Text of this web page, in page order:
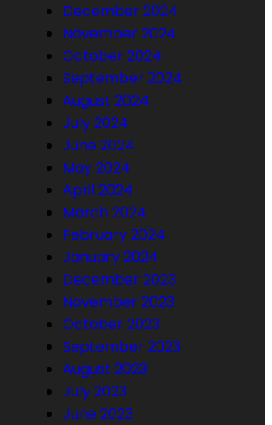
December 2024
November 2024
October 2024
September 2024
August 2024
July 2024
June 2024
May 2024
April 2024
March 2024
February 2024
January 2024
December 2023
November 2023
October 2023
September 2023
August 2023
July 2023
June 2023